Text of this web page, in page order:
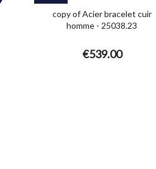
copy of Acier bracelet cuir
homme - 25038.23
€539.00